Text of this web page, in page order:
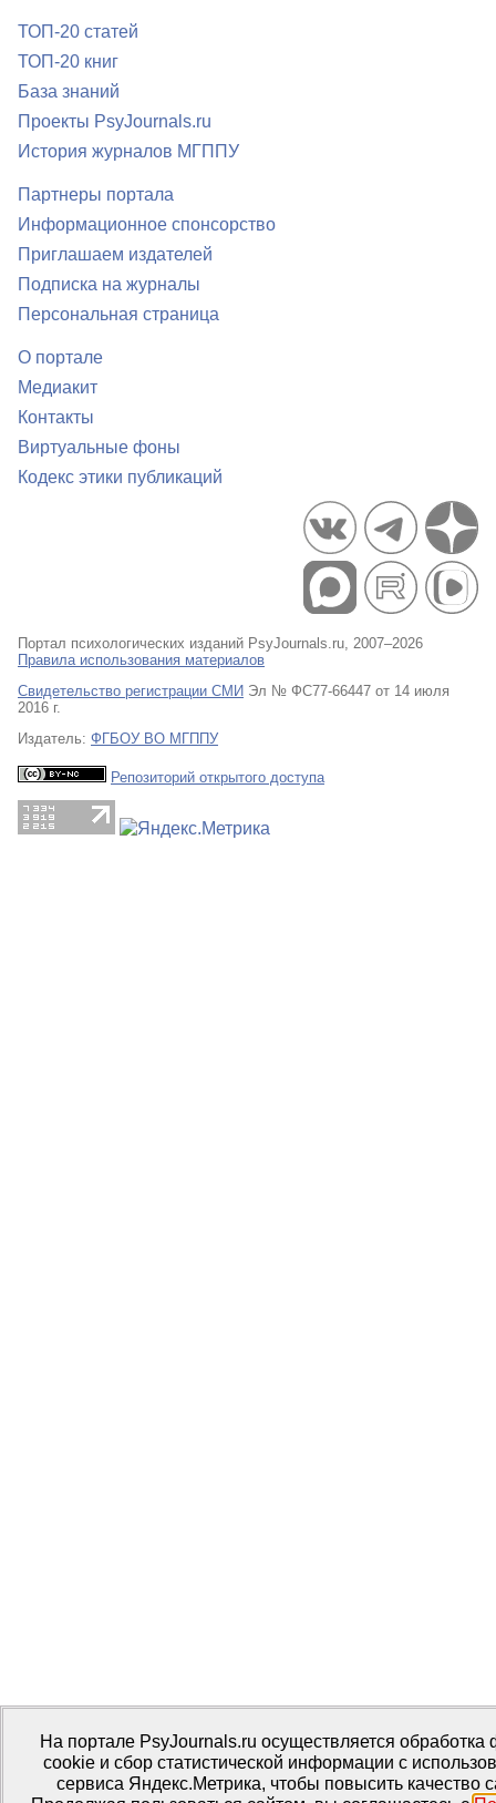
ТОП-20 статей
ТОП-20 книг
База знаний
Проекты PsyJournals.ru
История журналов МГППУ
Партнеры портала
Информационное спонсорство
Приглашаем издателей
Подписка на журналы
Персональная страница
О портале
Медиакит
Контакты
Виртуальные фоны
Кодекс этики публикаций
Портал психологических изданий PsyJournals.ru, 2007–2026
Правила использования материалов
Свидетельство регистрации СМИ Эл № ФС77-66447 от 14 июля
2016 г.
Издатель: ФГБОУ ВО МГППУ
Репозиторий открытого доступа
На портале PsyJournals.ru осуществляется обработка
cookie и сбор статистической информации с
сервиса Яндекс.Метрика, чтобы повысить качество